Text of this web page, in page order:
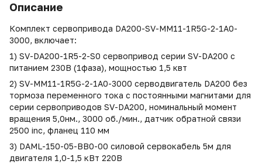
Описание
Комплект сервопривода DA200-SV-MM11-1R5G-2-1A0-
3000, включает:
1) SV-DA200-1R5-2-S0 сервопривод серии SV-DA200 с
питанием 230В (1фаза), мощностью 1,5 квт
2) SV-MM11-1R5G-2-1A0-3000 серводвигатель DA200 без
тормоза переменного тока с постоянными магнитами для
серии сервоприводов SV-DA200, номинальный момент
вращения 5,0нм., 3000 об./мин., датчик обратной связи
2500 inc, фланец 110 мм
3) DAML-150-05-BB0-00 силовой сервокабель 5м для
двигателя 1,0-1,5 кВт 220В